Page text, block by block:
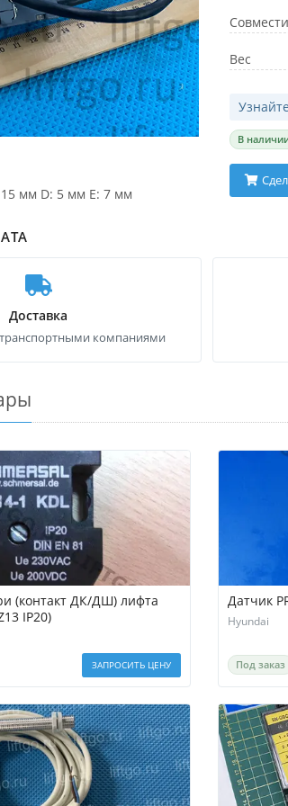
Вес
В
Доставка
транспортными компаниями
мм D: 5 мм E: 7 мм
(контакт ДК/ДШ) лифта
IP20)
ЗАПРОСИТЬ ЦЕНУ
Датчик
Hyundai
Под заказ